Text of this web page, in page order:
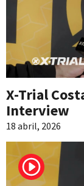
X-Trial
Interview
18 abril, 2026